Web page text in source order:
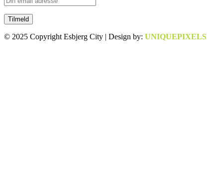
© 2025 Copyright Esbjerg City | Design by: UNIQUEPIXELS